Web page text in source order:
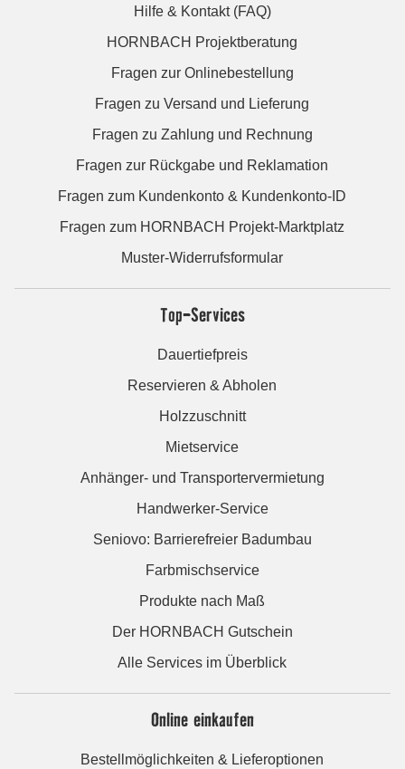
Hilfe & Kontakt (FAQ)
HORNBACH Projektberatung
Fragen zur Onlinebestellung
Fragen zu Versand und Lieferung
Fragen zu Zahlung und Rechnung
Fragen zur Rückgabe und Reklamation
Fragen zum Kundenkonto & Kundenkonto-ID
Fragen zum HORNBACH Projekt-Marktplatz
Muster-Widerrufsformular
Top-Services
Dauertiefpreis
Reservieren & Abholen
Holzzuschnitt
Mietservice
Anhänger- und Transportervermietung
Handwerker-Service
Seniovo: Barrierefreier Badumbau
Farbmischservice
Produkte nach Maß
Der HORNBACH Gutschein
Alle Services im Überblick
Online einkaufen
Bestellmöglichkeiten & Lieferoptionen